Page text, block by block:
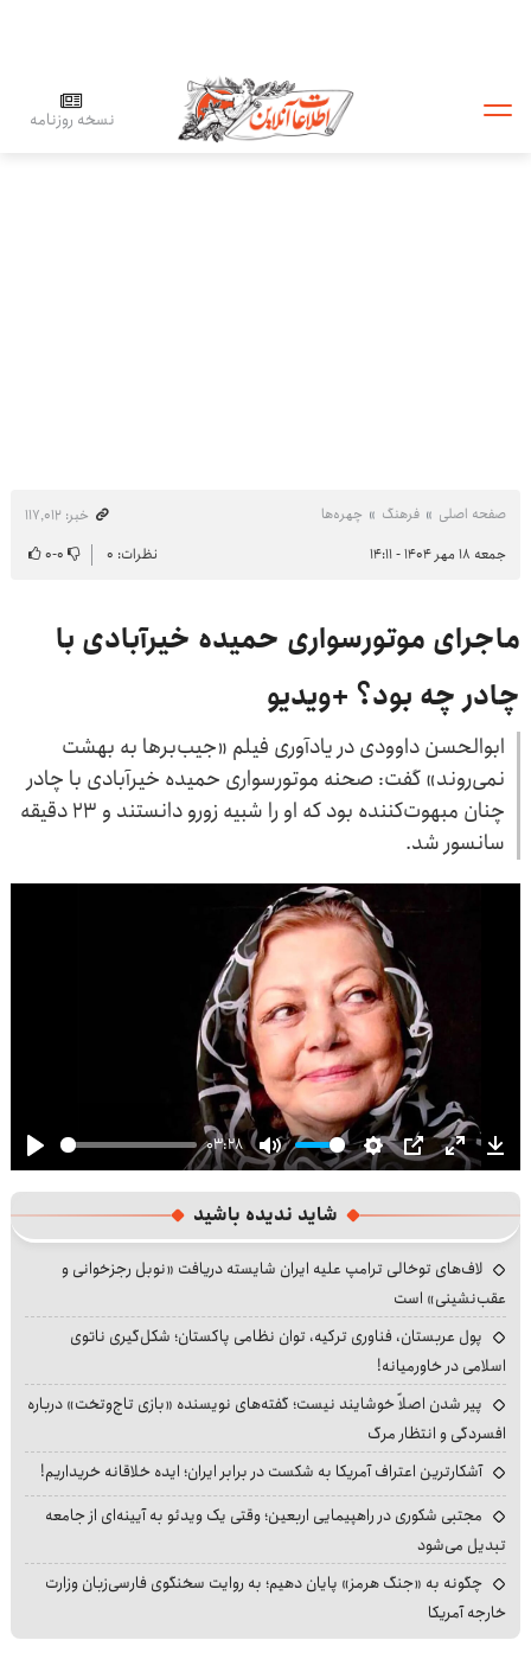
نسخه روزنامه
صفحه اصلی فرهنگ چهره‌ها
خبر: ۱۱۷٬۰۱۲
جمعه ۱۸ مهر ۱۴۰۴ - ۱۴:۱۱
نظرات: ۰ ۰-۰
ماجرای موتورسواری حمیده خیرآبادی با
چادر چه بود؟ +ویدیو
ابوالحسن داوودی در یادآوری فیلم «جیب‌برها به بهشت
نمی‌روند» گفت: صحنه موتورسواری حمیده خیرآبادی با چادر
چنان مبهوت‌کننده بود که او را شبیه زورو دانستند و ۲۳ دقیقه
سانسور شد.
Play
03:28
Mute Settings
PIP Enter
شاید ندیده باشید
لاف‌های توخالی ترامپ علیه ایران شایسته دریافت «نوبل رجزخوانی و
عقب‌نشینی» است
پول عربستان، فناوری ترکیه، توان نظامی پاکستان؛ شکل‌گیری ناتوی
اسلامی در خاورمیانه!
پیر شدن اصلاً خوشایند نیست؛ گفته‌های نویسنده «بازی تاج‌وتخت» درباره
افسردگی و انتظار مرگ
آشکارترین اعتراف آمریکا به شکست در برابر ایران؛ ایده خلاقانه خریداریم!
مجتبی شکوری در راهپیمایی اربعین؛ وقتی یک ویدئو به آیینه‌ای از جامعه
تبدیل می‌شود
چگونه به «جنگ هرمز» پایان دهیم؛ به روایت سخنگوی فارسی‌زبان وزارت
خارجه آمریکا